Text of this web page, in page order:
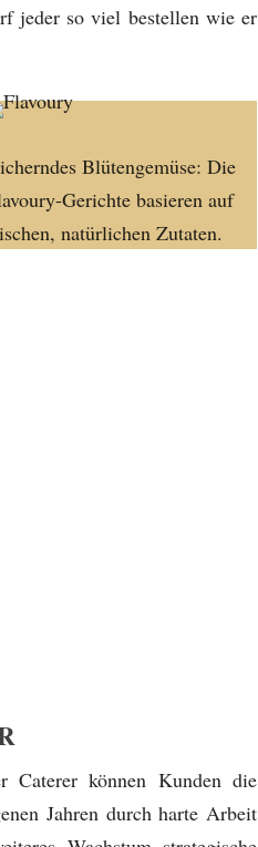
jeder so viel bestellen wie er
Blütengemüse: Die
Gerichte basieren auf
natürlichen Zutaten.
Caterer können Kunden die
Jahren durch harte Arbeit